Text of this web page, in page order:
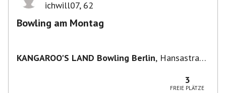
ichwill07, 62
Bowling am Montag
KANGAROO'S LAND Bowling Berlin, Hansastraße
3
FREIE PLÄTZE